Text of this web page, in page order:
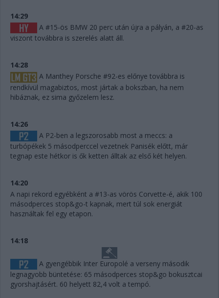
14:29
A #15-ös BMW 20 perc után újra a pályán, a #20-as
viszont továbbra is szerelés alatt áll.
14:28
A Manthey Porsche #92-es előnye továbbra is
rendkívül magabiztos, most jártak a bokszban, ha nem
hibáznak, ez sima győzelem lesz.
14:26
A P2-ben a legszorosabb most a meccs: a
turbópékek 5 másodperccel vezetnek Panisék előtt, már
tegnap este hétkor is ők ketten álltak az első két helyen.
14:20
A napi rekord egyébként a #13-as vörös Corvette-é, akik 100
másodperces stop&go-t kapnak, mert túl sok energiát
használtak fel egy etapon.
14:18
A gyengébbik Inter Europolé a verseny második
legnagyobb büntetése: 65 másodperces stop&go bokusztcai
gyorshajtásért. 60 helyett 82,4 volt a tempó.